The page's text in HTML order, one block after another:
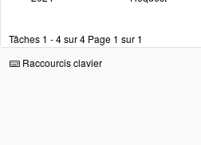
Tâches 1 - 4 sur 4 Page 1 sur 1
Raccourcis clavier